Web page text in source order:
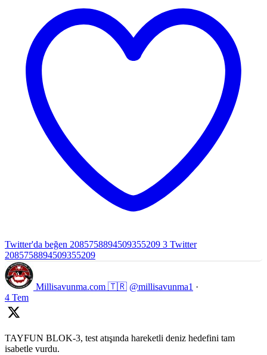
Twitter'da beğen 2085758894509355209 3 Twitter
2085758894509355209
Millisavunma.com 🇹🇷 @millisavunma1 ·
4 Tem
TAYFUN BLOK-3, test atışında hareketli deniz hedefini tam
isabetle vurdu.